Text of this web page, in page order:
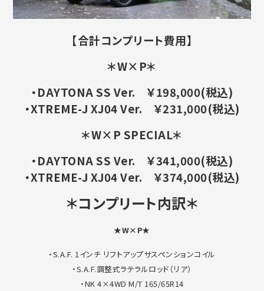
【合計コンプリート費用】
＊W×P＊
・DAYTONA SS Ver. ￥198,000(税込)
・XTREME-J XJ04 Ver. ￥231,000(税込)
＊W×P SPECIAL＊
・DAYTONA SS Ver. ￥341,000(税込)
・XTREME-J XJ04 Ver. ￥374,000(税込)
＊コンプリート内訳＊
★W×P★
・S.A.F. 1インチ リフトアップサスペンションコイル
・S.A.F.調整式ラテラルロッド（リア）
・NK 4×4WD M/T 165/65R14